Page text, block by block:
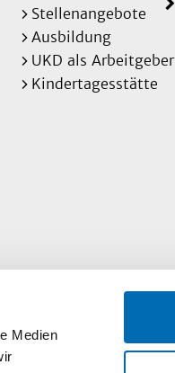
Medien
Stellenangebote
Ausbildung
UKD als Arbeitgeber
Kindertagesstätte